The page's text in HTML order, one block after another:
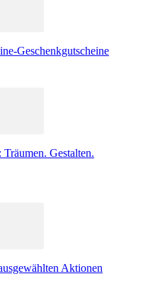
Geschenkgutscheine
Gestalten.
Aktionen